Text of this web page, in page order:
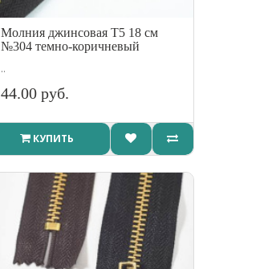
Молния джинсовая Т5 18 см
№304 темно-коричневый
..
44.00 руб.
КУПИТЬ